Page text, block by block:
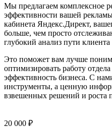
Мы предлагаем комплексное
эффективности вашей
кабинета Яндекс.Директ,
больше, чем просто
глубокий анализ пути
Это поможет вам лучше
оптимизировать работу
эффективность бизнеса. С
инструменты, а ценную
взвешенных решений и роста
20 000 ₽